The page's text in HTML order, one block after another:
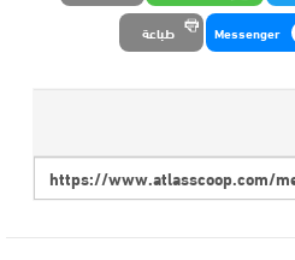
Messenger طباعة